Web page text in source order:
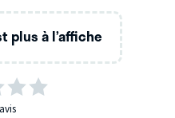
plus à l’affiche
avis